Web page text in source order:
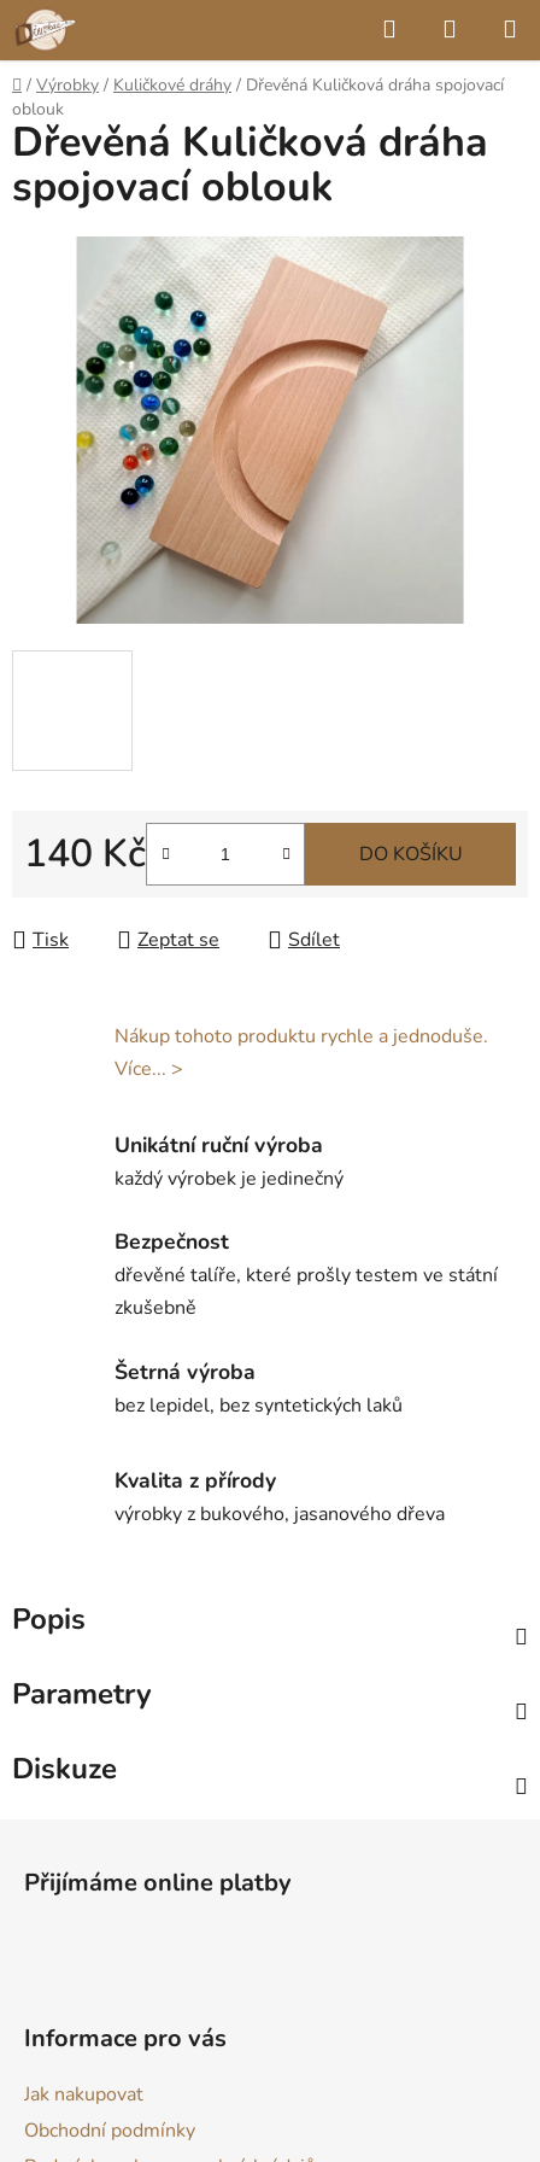
Přejít
na
obsah
Hledat
KOŠÍK
Domů
/ Výrobky / Kuličkové dráhy / Dřevěná Kuličková dráha spojovací
oblouk
140 Kč DO KOŠÍKU
Tisk Zeptat se Sdílet
Dřevěná Kuličková dráha
spojovací oblouk
Nákup tohoto produktu rychle a jednoduše.
Více... >
Unikátní ruční výroba
každý výrobek je jedinečný
Bezpečnost
dřevěné talíře, které prošly testem ve státní
zkušebně
Šetrná výroba
bez lepidel, bez syntetických laků
Kvalita z přírody
výrobky z bukového, jasanového dřeva
Popis
Parametry
Diskuze
Přijímáme online platby
Informace pro vás
Jak nakupovat
Obchodní podmínky